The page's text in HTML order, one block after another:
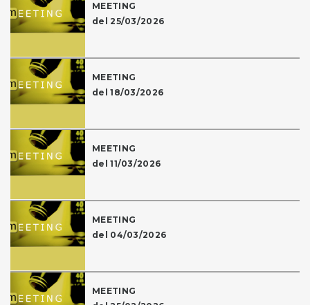
MEETING
del 25/03/2026
MEETING
del 18/03/2026
MEETING
del 11/03/2026
MEETING
del 04/03/2026
MEETING